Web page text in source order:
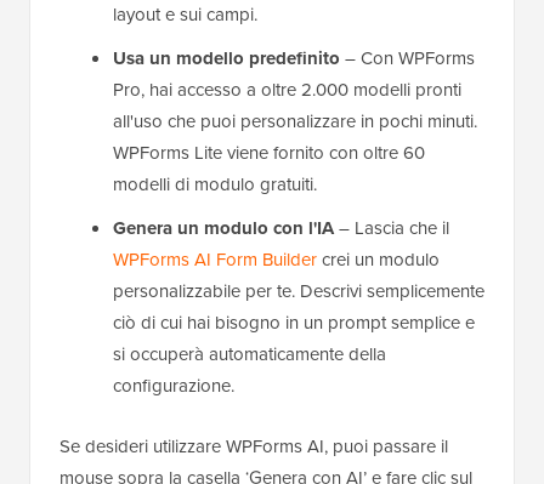
layout e sui campi.
Usa un modello predefinito – Con WPForms
Pro, hai accesso a oltre 2.000 modelli pronti
all'uso che puoi personalizzare in pochi minuti.
WPForms Lite viene fornito con oltre 60
modelli di modulo gratuiti.
Genera un modulo con l'IA– Lascia che il
WPForms AI Form Buildercrei un modulo
personalizzabile per te. Descrivi semplicemente
ciò di cui hai bisogno in un prompt semplice e
si occuperà automaticamente della
configurazione.
Se desideri utilizzare WPForms AI, puoi passare il
mouse sopra la casella ‘Genera con AI’ e fare clic sul